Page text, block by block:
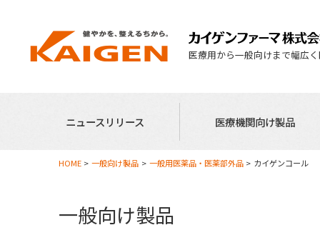
医療用から一般向けまで幅広
ニュースリリース 医療機関向け製品
HOME 一般向け製品 一般用医薬品・医薬部外品 カイゲンコール
一般向け製品